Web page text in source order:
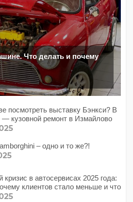
Что делать и почему
посмотреть выставку Бэнкси? В
— кузовной ремонт в Измайлово
– одно и то же?!
кризис в автосервисах 2025 года:
клиентов стало меньше и что